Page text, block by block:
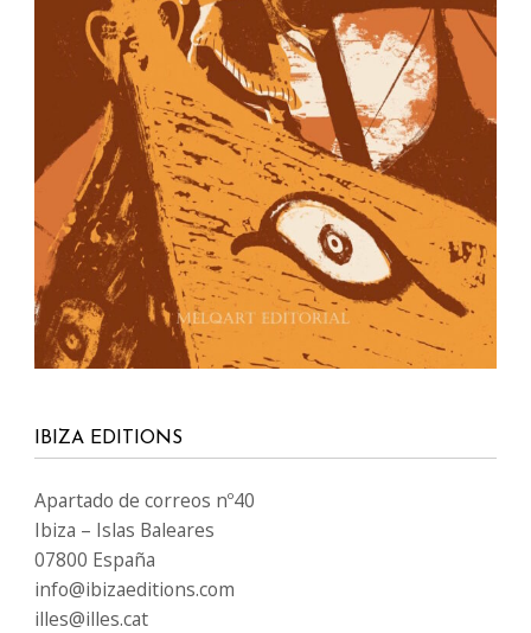
IBIZA EDITIONS
Apartado de correos nº40
Ibiza – Islas Baleares
07800 España
info@ibizaeditions.com
illes@illes.cat